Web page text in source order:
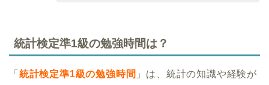
統計検定準1級の勉強時間は？
「 統計検定準1級の勉強時間 」は、統計の知識や経験が